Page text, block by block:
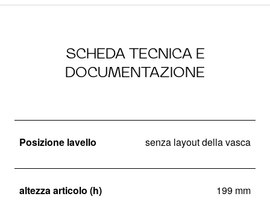
SCHEDA TECNICA E
DOCUMENTAZIONE
Posizione lavello senza layout della vasca
altezza articolo (h) 199 mm